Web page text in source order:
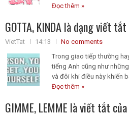
Đọc thêm »
GOTTA, KINDA là dạng viết
VietTat 14:13
No comments
Trong giao tiếp thường
tiếng Anh cũng như
và đôi khi điều này khiến
Đọc thêm »
GIMME, LEMME là viết tắt